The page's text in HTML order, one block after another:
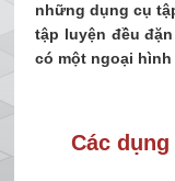
những dụng cụ
tập luyện đều
có một ngoại hình
Các